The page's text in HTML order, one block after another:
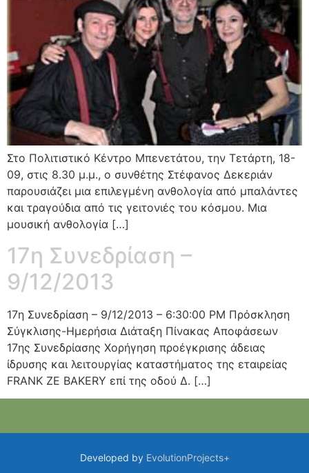
Στο Πολιτιστικό Κέντρο Μπενετάτου, την Τετάρτη, 18-
09, στις 8.30 μ.μ., ο συνθέτης Στέφανος Δεκεριάν
παρουσιάζει μια επιλεγμένη ανθολογία από μπαλάντες
και τραγούδια από τις γειτονιές του κόσμου. Μια
μουσική ανθολογία […]
17η Συνεδρίαση –
9/12/2013
17η Συνεδρίαση – 9/12/2013 – 6:30:00 PM Πρόσκληση
Σύγκλισης-Ημερήσια Διάταξη Πίνακας Αποφάσεων
17ης Συνεδρίασης Χορήγηση προέγκρισης άδειας
ίδρυσης και λειτουργίας καταστήματος της εταιρείας
FRANK ZE BAKERY επί της οδού Δ. […]
Developed by EvolutionProjects+